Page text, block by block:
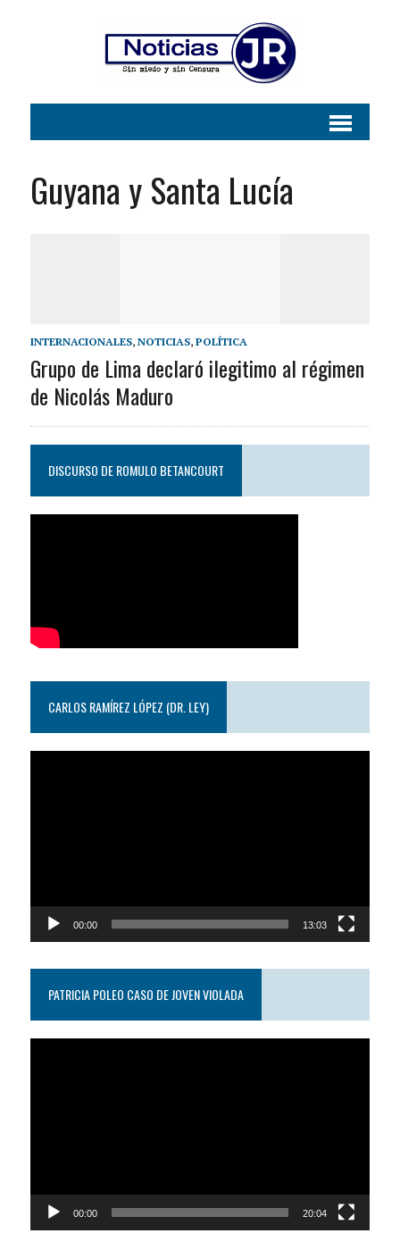
Guyana y Santa Lucía
INTERNACIONALES, NOTICIAS, POLÍTICA
Grupo de Lima declaró ilegitimo al régimen
de Nicolás Maduro
DISCURSO DE ROMULO BETANCOURT
CARLOS RAMÍREZ LÓPEZ (DR. LEY)
00:00 13:03
PATRICIA POLEO CASO DE JOVEN VIOLADA
00:00 20:04